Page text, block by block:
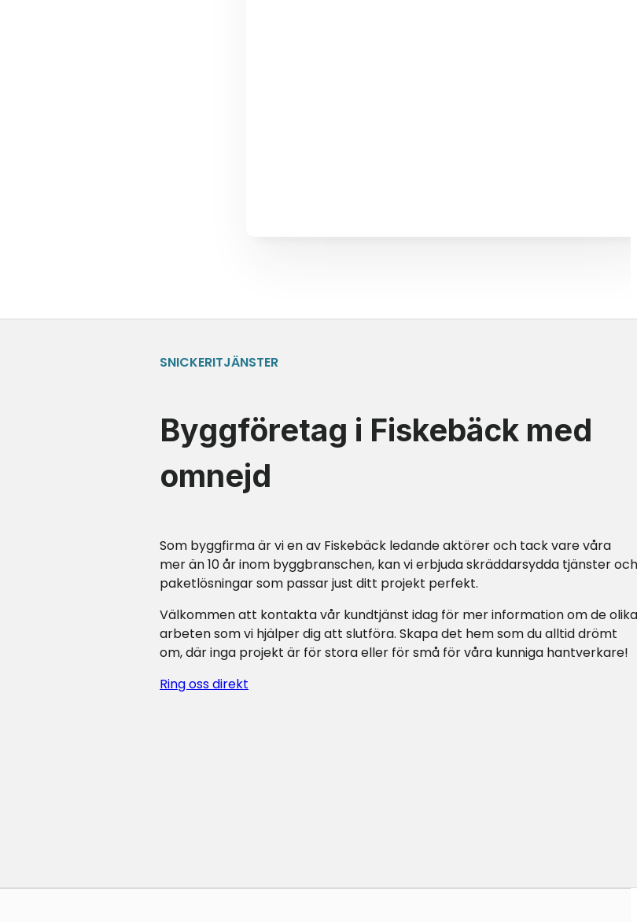
Byggföretag i Fiskebäck med
omnejd
Som byggfirma är vi en av Fiskebäck ledande aktörer och tack vare våra
mer än 10 år inom byggbranschen, kan vi erbjuda skräddarsydda tjänster och
paketlösningar som passar just ditt projekt perfekt.
Välkommen att kontakta vår kundtjänst idag för mer information om de olika
arbeten som vi hjälper dig att slutföra. Skapa det hem som du alltid drömt
om, där inga projekt är för stora eller för små för våra kunniga hantverkare!
SNICKERITJÄNSTER
Ring oss direkt